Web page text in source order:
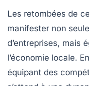
Les retombées de
manifester non
d’entreprises, mais
l’économie locale.
équipant des